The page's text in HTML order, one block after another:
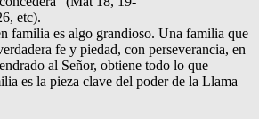
etc).
familia es algo grandioso. Una familia que
fe y piedad, con perseverancia, en
al Señor, obtiene todo lo que
es la pieza clave del poder de la Llama